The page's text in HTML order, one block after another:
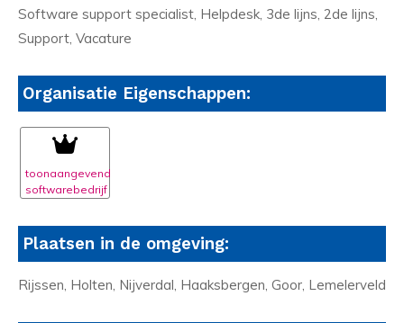
Software support specialist, Helpdesk, 3de lijns, 2de lijns,
Support, Vacature
Organisatie Eigenschappen:
toonaangevend
softwarebedrijf
Plaatsen in de omgeving:
Rijssen, Holten, Nijverdal, Haaksbergen, Goor, Lemelerveld